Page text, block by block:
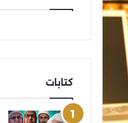
كتابات